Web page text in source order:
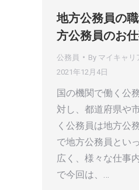
地方公務員の
方公務員のお
公務員 By マイキャリ
2021年12月4日
国の機関で働く公
対し、都道府県や
く公務員は地方公
で地方公務員とい
広く、様々な仕事
で今回は、…